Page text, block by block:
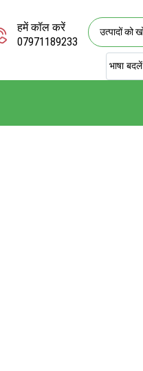
हमें कॉल करें
07971189233
भाषा बदलें